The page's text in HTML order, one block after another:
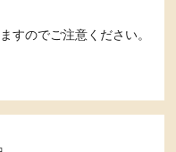
すのでご注意ください。